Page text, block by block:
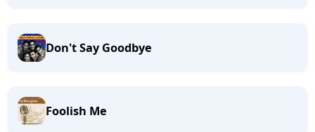
Don't Say Goodbye
Foolish Me